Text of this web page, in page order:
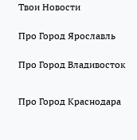
Твои Новости
Про Город Ярославль
Про Город Владивосток
Про Город Краснодара